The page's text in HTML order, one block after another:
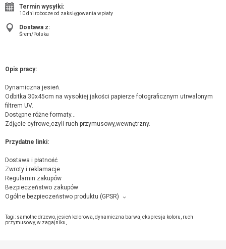
Termin wysyłki:
10 dni robocze od zaksięgowania wpłaty
Dostawa z:
Śrem/Polska
Opis pracy:
Dynamiczna jesień.
Odbitka 30x45cm na wysokiej jakości papierze fotograficznym utrwalonym
filtrem UV.
Dostępne różne formaty...
Zdjęcie cyfrowe,czyli ruch przymusowy,wewnętrzny.
Przydatne linki:
Dostawa i płatność
Zwroty i reklamacje
Regulamin zakupów
Bezpieczeństwo zakupów
Ogólne bezpieczeństwo produktu (GPSR)
Dariusz Żabiński, Śrem , 63-100 Śrem, kontakt ze sprzedającym
Tagi: samotne drzewo jesień kolorowa dynamiczna barwa ekspresja koloru ruch
przymusowy, w zagajniku